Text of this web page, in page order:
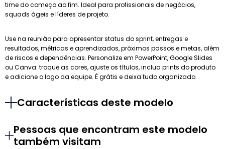
time do começo ao fim. Ideal para profissionais de negócios,
squads ágeis e líderes de projeto.
Use na reunião para apresentar status do sprint, entregas e
resultados, métricas e aprendizados, próximos passos e metas, além
de riscos e dependências. Personalize em PowerPoint, Google Slides
ou Canva: troque as cores, ajuste os títulos, inclua prints do produto
e adicione o logo da equipe. É grátis e deixa tudo organizado.
Características deste modelo
Pessoas que encontram este modelo
também visitam